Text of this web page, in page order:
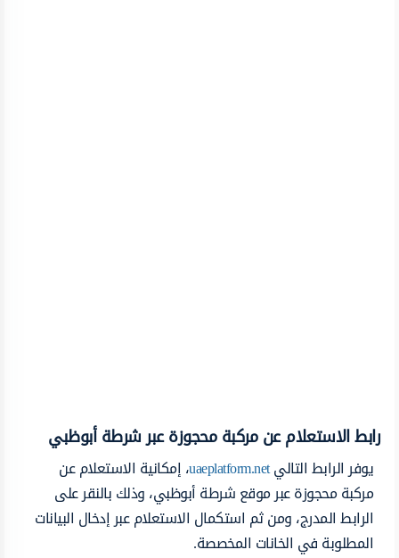
رابط الاستعلام عن مركبة محجوزة عبر شرطة أبوظبي
يوفر الرابط التاليuaeplatform.net، إمكانية الاستعلام عن
مركبة محجوزة عبر موقع شرطة أبوظبي، وذلك بالنقر على
الرابط المدرج، ومن ثم استكمال الاستعلام عبر إدخال البيانات
المطلوبة في الخانات المخصصة.